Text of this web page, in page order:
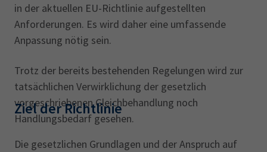
in der aktuellen EU-Richtlinie aufgestellten
Anforderungen. Es wird daher eine umfassende
Anpassung nötig sein.
Trotz der bereits bestehenden Regelungen wird zur
tatsächlichen Verwirklichung der gesetzlich
vorgeschriebenen Gleichbehandlung noch
Handlungsbedarf gesehen.
Ziel der Richtlinie
Die gesetzlichen Grundlagen und der Anspruch auf